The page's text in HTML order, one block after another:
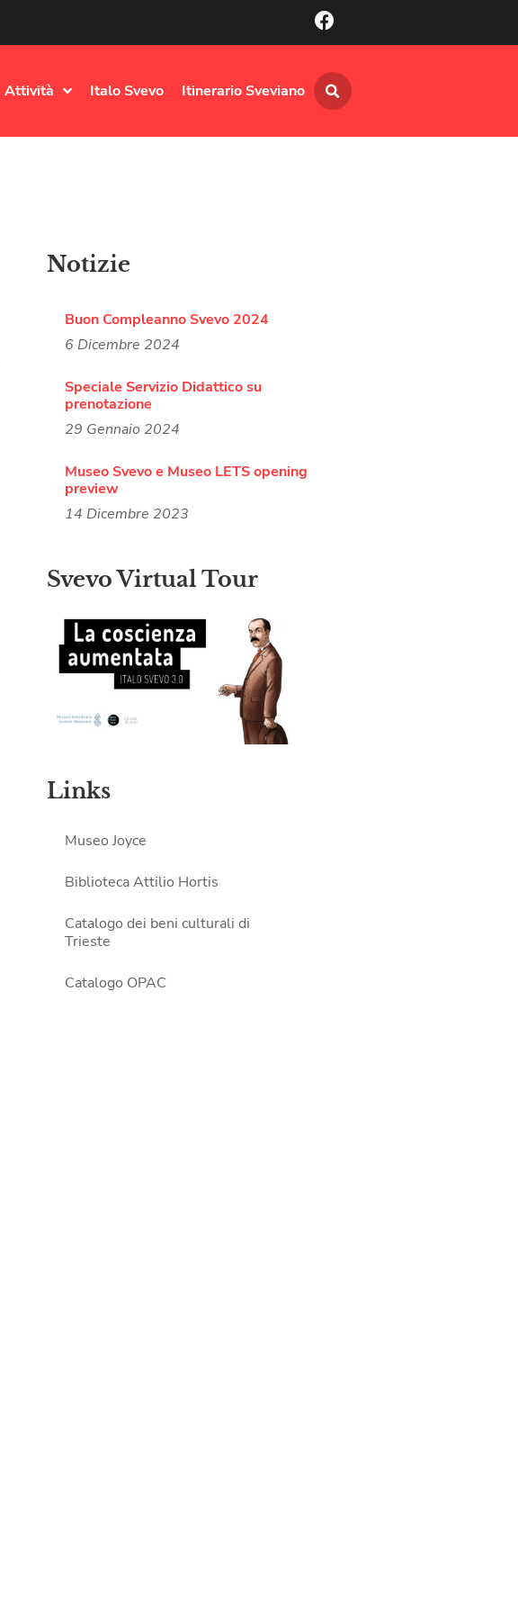
Attività Italo Svevo Itinerario Sveviano
Notizie
Buon Compleanno Svevo 2024
6 Dicembre 2024
Speciale Servizio Didattico su
prenotazione
29 Gennaio 2024
Museo Svevo e Museo LETS opening
preview
14 Dicembre 2023
Svevo Virtual Tour
Links
Museo Joyce
Biblioteca Attilio Hortis
Catalogo dei beni culturali di
Trieste
Catalogo OPAC